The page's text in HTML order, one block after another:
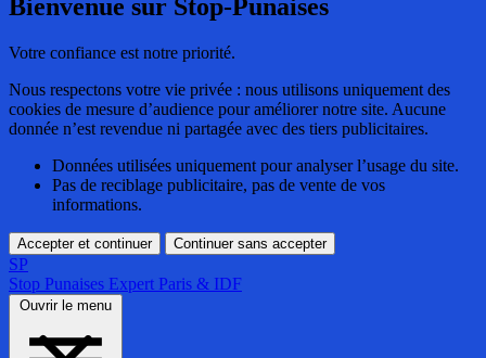
Bienvenue sur Stop-Punaises
Votre confiance est notre priorité.
Nous respectons votre vie privée : nous utilisons uniquement des
cookies de mesure d’audience pour améliorer notre site. Aucune
donnée n’est revendue ni partagée avec des tiers publicitaires.
Données utilisées uniquement pour analyser l’usage du site.
Pas de reciblage publicitaire, pas de vente de vos
informations.
Accepter et continuer Continuer sans accepter
SP
Stop Punaises Expert Paris & IDF
Ouvrir le menu